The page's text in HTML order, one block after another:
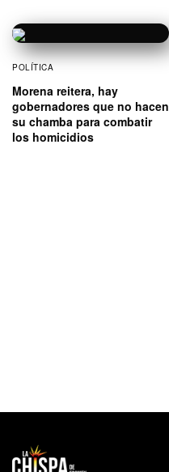
POLÍTICA
Morena reitera, hay
gobernadores que no hacen
su chamba para combatir
los homicidios